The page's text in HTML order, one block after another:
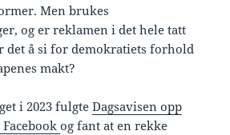
Men brukes
og er reklamen i det hele tatt
det å si for demokratiets forhold
makt?
i 2023 fulgteDagsavisen opp
og fant at en rekke